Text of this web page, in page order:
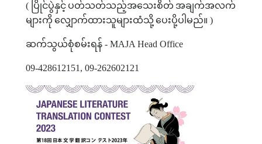
( ပြိုင်ပွဲနှင့် ပတ်သတ်သည့်အသေးစိတ် အချက်အလက်
များကို လျှောက်ထားသူများထံသို့ ပေးပို့ပါမည်။ )
ဆက်သွယ်စုံစမ်းရန် - MAJA Head Office
09-428612151, 09-262602121